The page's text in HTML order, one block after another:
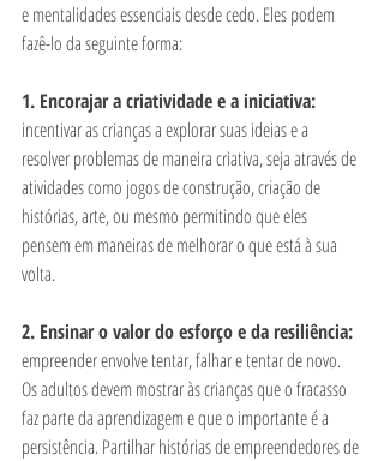
e mentalidades essenciais desde cedo. Eles podem
fazê-lo da seguinte forma:
1. Encorajar a criatividade e a iniciativa:
incentivar as crianças a explorar suas ideias e a
resolver problemas de maneira criativa, seja através de
atividades como jogos de construção, criação de
histórias, arte, ou mesmo permitindo que eles
pensem em maneiras de melhorar o que está à sua
volta.
2. Ensinar o valor do esforço e da resiliência:
empreender envolve tentar, falhar e tentar de novo.
Os adultos devem mostrar às crianças que o fracasso
faz parte da aprendizagem e que o importante é a
persistência. Partilhar histórias de empreendedores de